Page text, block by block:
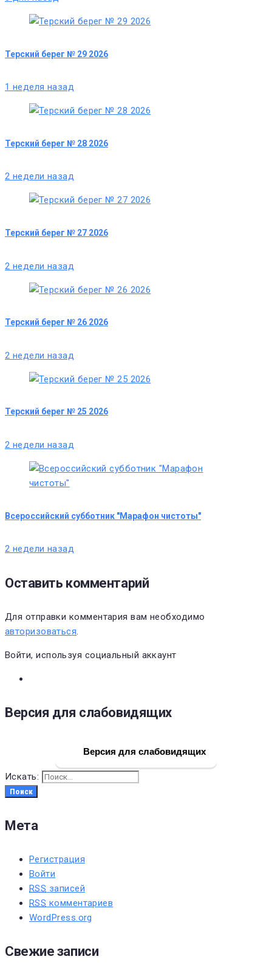
Терский берег № 29 2026
1 неделя назад
Терский берег № 28 2026
2 недели назад
Терский берег № 27 2026
2 недели назад
Терский берег № 26 2026
2 недели назад
Терский берег № 25 2026
2 недели назад
Всероссийский субботник "Марафон чистоты"
2 недели назад
Оставить комментарий
Для отправки комментария вам необходимо
авторизоваться.
Войти, используя социальный аккаунт
Версия для слабовидящих
Версия для слабовидящих
Искать:
Поиск
Мета
Регистрация
Войти
RSS записей
RSS комментариев
WordPress.org
Свежие записи